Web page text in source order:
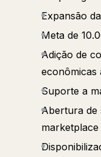
Expansão
Meta de
Adição de
econômicas
Suporte a
Abertura de
marketplace